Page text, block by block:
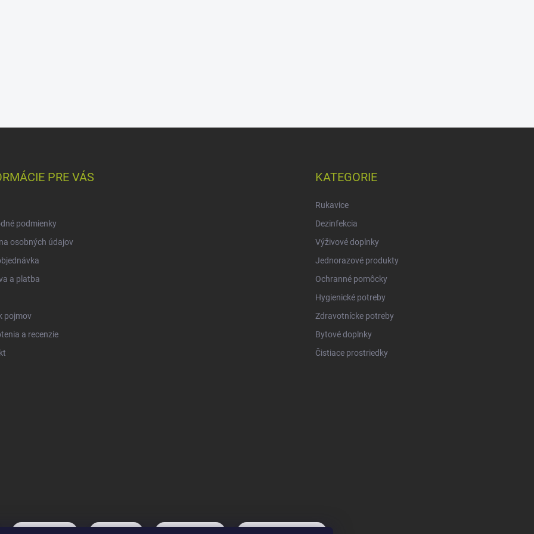
PRE VÁS
podmienky
osobných údajov
a platba
pojmov
a recenzie
KATEGORIE
Rukavice
Dezinfekcia
Výživové doplnky
Jednorazové produkty
Ochranné pomôcky
Hygienické potreby
Zdravotnícke potreby
Bytové doplnky
Čistiace prostriedky